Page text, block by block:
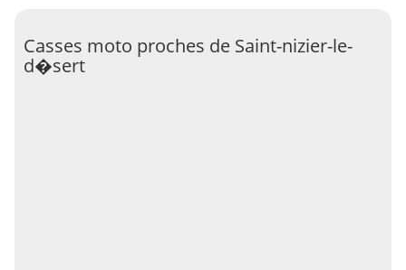
Casses moto proches de Saint-nizier-le-
d�sert